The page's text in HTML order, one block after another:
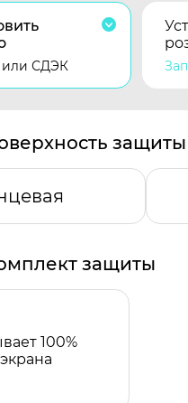
или СДЭК
защиты
защиты
100%